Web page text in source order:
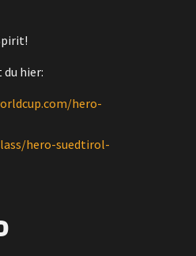
hier:
hero-
hero-suedtirol-